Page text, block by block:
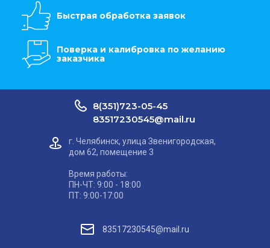
Быстрая обработка заявок
Поверка и калибровка по желанию
заказчика
8(351)723-05-45
83517230545@mail.ru
г. Челябинск, улица Звенигородская,
дом 62, помещение 3
Время работы:
ПН-ЧТ: 9:00 - 18:00
ПТ: 9:00-17:00
83517230545@mail.ru